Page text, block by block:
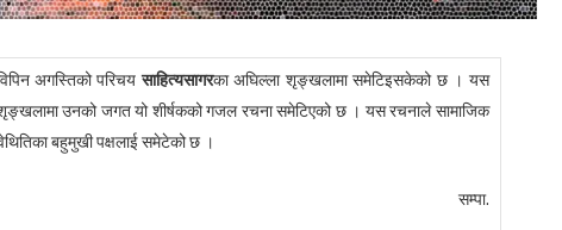
अगस्तिको परिचयसाहित्यसागरका अघिल्ला शृङ्खलामा समेटिइसकेको छ । यस
उनको जगत यो शीर्षकको गजल रचना समेटिएको छ । यस रचनाले सामाजिक
बहुमुखी पक्षलाई समेटेको छ ।
सम्पा.